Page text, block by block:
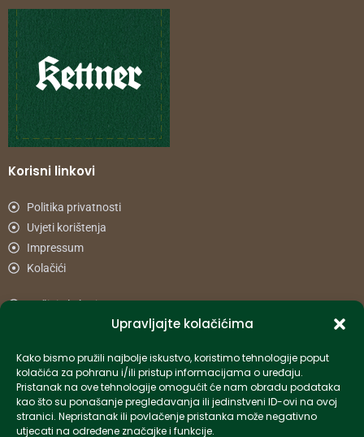
Upravljajte kolačićima
Kako bismo pružili najbolje iskustvo, koristimo tehnologije poput
kolačića za pohranu i/ili pristup informacijama o uređaju.
Pristanak na ove tehnologije omogućit će nam obradu podataka
kao što su ponašanje pregledavanja ili jedinstveni ID-ovi na ovoj
stranici. Nepristanak ili povlačenje pristanka može negativno
utjecati na određene značajke i funkcije.
Korisni linkovi
Politika privatnosti
Uvjeti korištenja
Impressum
Kolačići
Načini plaćanja
Informacije
info-hr@kettner.com